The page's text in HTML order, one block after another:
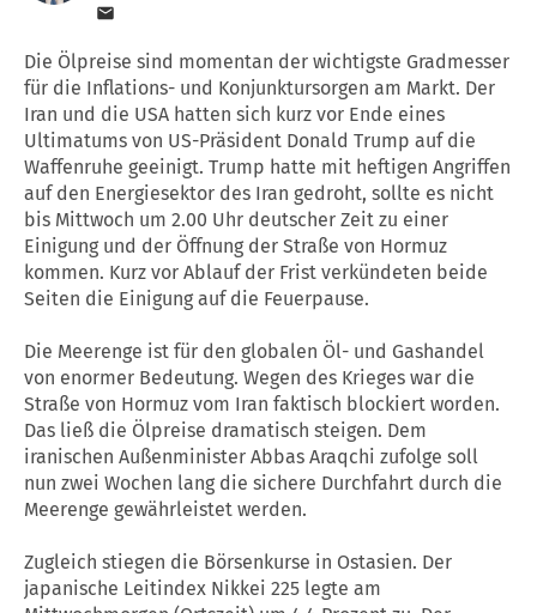
Die Ölpreise sind momentan der wichtigste Gradmesser
für die Inflations- und Konjunktursorgen am Markt. Der
Iran und die USA hatten sich kurz vor Ende eines
Ultimatums von US-Präsident Donald Trump auf die
Waffenruhe geeinigt. Trump hatte mit heftigen Angriffen
auf den Energiesektor des Iran gedroht, sollte es nicht
bis Mittwoch um 2.00 Uhr deutscher Zeit zu einer
Einigung und der Öffnung der Straße von Hormuz
kommen. Kurz vor Ablauf der Frist verkündeten beide
Seiten die Einigung auf die Feuerpause.
Die Meerenge ist für den globalen Öl- und Gashandel
von enormer Bedeutung. Wegen des Krieges war die
Straße von Hormuz vom Iran faktisch blockiert worden.
Das ließ die Ölpreise dramatisch steigen. Dem
iranischen Außenminister Abbas Araqchi zufolge soll
nun zwei Wochen lang die sichere Durchfahrt durch die
Meerenge gewährleistet werden.
Zugleich stiegen die Börsenkurse in Ostasien. Der
japanische Leitindex Nikkei 225 legte am